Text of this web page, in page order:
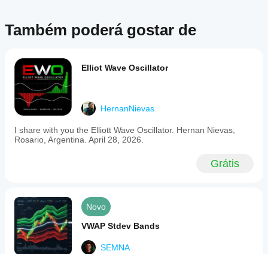
Também poderá gostar de
Elliot Wave Oscillator
HernanNievas
I share with you the Elliott Wave Oscillator. Hernan Nievas,
Rosario, Argentina. April 28, 2026.
Grátis
Novo
VWAP Stdev Bands
SEMNA